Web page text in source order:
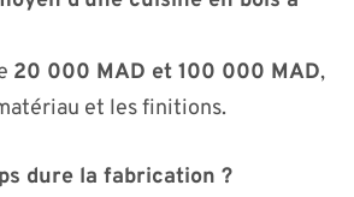
20 000 MAD et 100 000 MAD,
et les finitions.
dure la fabrication ?